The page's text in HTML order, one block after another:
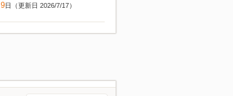
9日（更新日 2026/7/17）